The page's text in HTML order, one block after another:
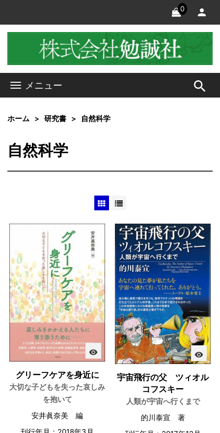
0
メニュー search
ホーム 研究書 自然科学
自然科学
visibility
グリーフケアを身近に
大切な子どもを失った哀しみ
を抱いて
安井眞奈美 編
visibility
宇宙飛行の父 ツィオル
コフスキー
人類が宇宙へ行くまで
的川泰宣 著